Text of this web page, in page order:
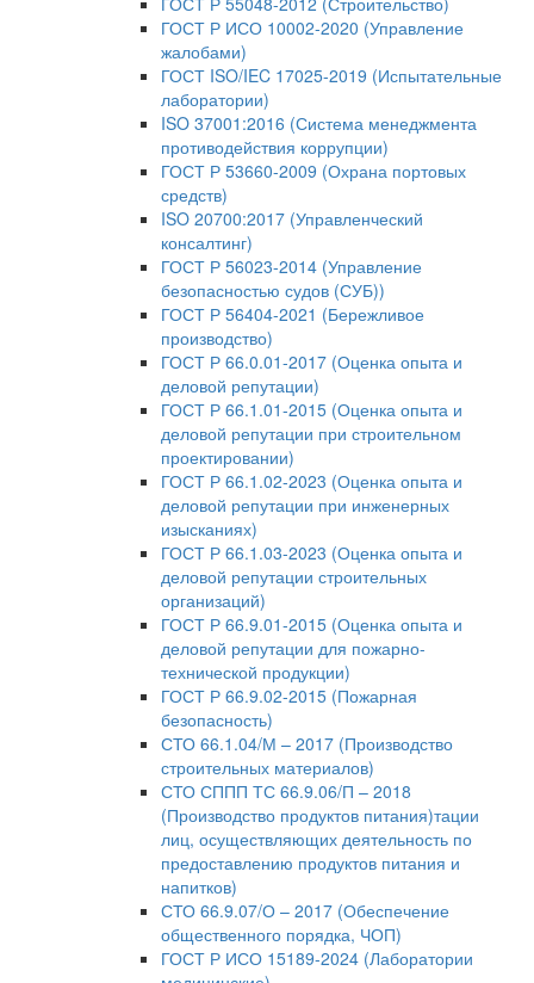
ГОСТ Р ИСО 10002-2020 (Управление
жалобами)
ГОСТ ISO/IEC 17025-2019 (Испытательные
лаборатории)
ISO 37001:2016 (Система менеджмента
противодействия коррупции)
ГОСТ Р 53660-2009 (Охрана портовых
средств)
ISO 20700:2017 (Управленческий
консалтинг)
ГОСТ Р 56023-2014 (Управление
безопасностью судов (СУБ))
ГОСТ Р 56404-2021 (Бережливое
производство)
ГОСТ Р 66.0.01-2017 (Оценка опыта и
деловой репутации)
ГОСТ Р 66.1.01-2015 (Оценка опыта и
деловой репутации при строительном
проектировании)
ГОСТ Р 66.1.02-2023 (Оценка опыта и
деловой репутации при инженерных
изысканиях)
ГОСТ Р 66.1.03-2023 (Оценка опыта и
деловой репутации строительных
организаций)
ГОСТ Р 66.9.01-2015 (Оценка опыта и
деловой репутации для пожарно-
технической продукции)
ГОСТ Р 66.9.02-2015 (Пожарная
безопасность)
СТО 66.1.04/М – 2017 (Производство
строительных материалов)
СТО СППП ТС 66.9.06/П – 2018
(Производство продуктов питания)тации
лиц, осуществляющих деятельность по
предоставлению продуктов питания и
напитков)
СТО 66.9.07/О – 2017 (Обеспечение
общественного порядка, ЧОП)
ГОСТ Р ИСО 15189-2024 (Лаборатории